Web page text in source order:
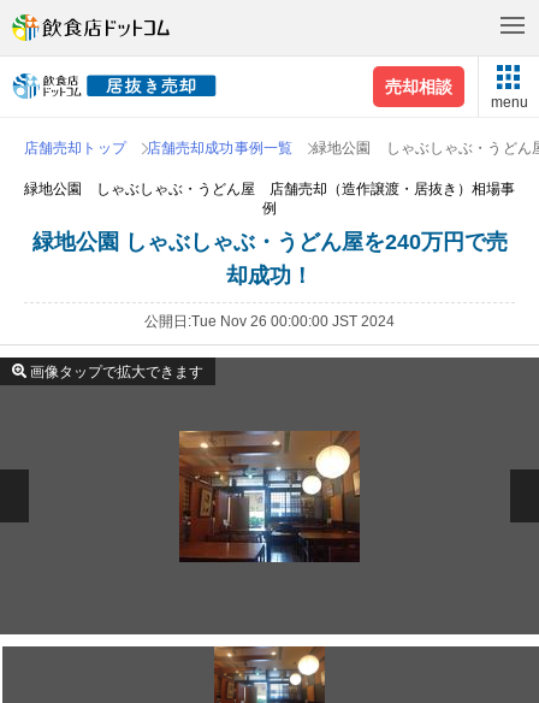
売却相談
menu
店舗売却トップ 店舗売却成功事例一覧 緑地公園 しゃぶしゃぶ・うどん
緑地公園 しゃぶしゃぶ・うどん屋 店舗売却（造作譲渡・居抜き）相場事
例
緑地公園 しゃぶしゃぶ・うどん屋を240万円で売
却成功！
公開日 Tue Nov 26 00:00:00 JST 2024
画像タップで拡大できます